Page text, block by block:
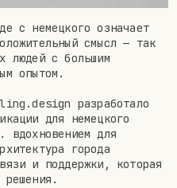
с немецкого означает
смысл — так
людей с большим
опытом.
разработало
для немецкого
для
города
и поддержки, которая
решения.